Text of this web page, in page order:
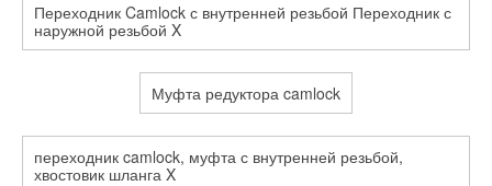
Переходник Camlock с внутренней резьбой Переходник с
наружной резьбой X
Муфта редуктора camlock
переходник camlock, муфта с внутренней резьбой,
хвостовик шланга X